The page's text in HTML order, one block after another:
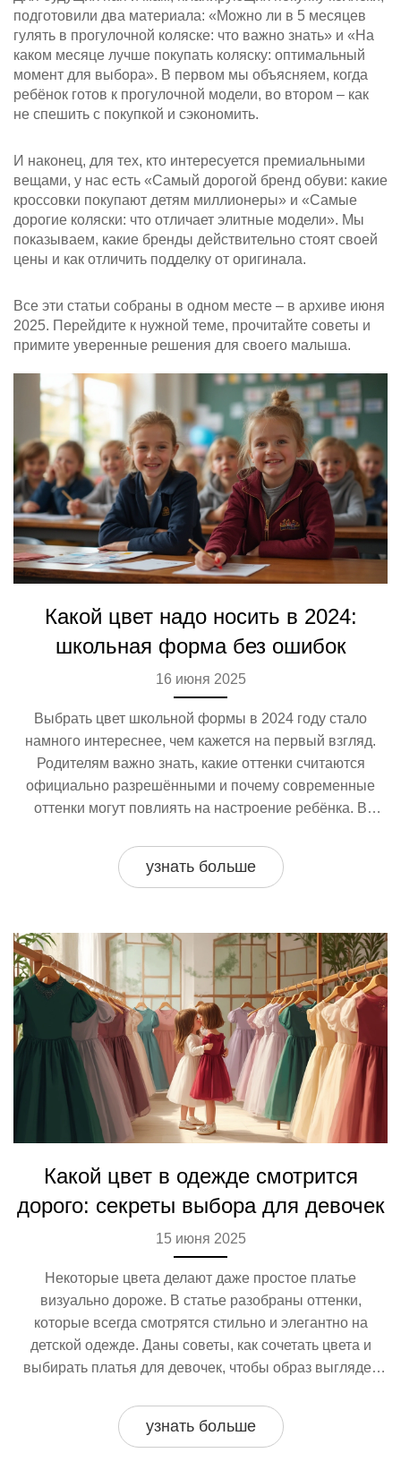
подготовили два материала: «Можно ли в 5 месяцев
гулять в прогулочной коляске: что важно знать» и «На
каком месяце лучше покупать коляску: оптимальный
момент для выбора». В первом мы объясняем, когда
ребёнок готов к прогулочной модели, во втором – как
не спешить с покупкой и сэкономить.
И наконец, для тех, кто интересуется премиальными
вещами, у нас есть «Самый дорогой бренд обуви: какие
кроссовки покупают детям миллионеры» и «Самые
дорогие коляски: что отличает элитные модели». Мы
показываем, какие бренды действительно стоят своей
цены и как отличить подделку от оригинала.
Все эти статьи собраны в одном месте – в архиве июня
2025. Перейдите к нужной теме, прочитайте советы и
примите уверенные решения для своего малыша.
Какой цвет надо носить в 2024:
школьная форма без ошибок
16 июня 2025
Выбрать цвет школьной формы в 2024 году стало
намного интереснее, чем кажется на первый взгляд.
Родителям важно знать, какие оттенки считаются
официально разрешёнными и почему современные
оттенки могут повлиять на настроение ребёнка. В
одежды, советы по их сочетанию и влияние цвета на
поведение и учебу. Также есть лайфхаки, как помочь
узнать больше
Какой цвет в одежде смотрится
дорого: секреты выбора для девочек
15 июня 2025
Некоторые цвета делают даже простое платье
визуально дороже. В статье разобраны оттенки,
которые всегда смотрятся стильно и элегантно на
детской одежде. Даны советы, как сочетать цвета и
выбирать платья для девочек, чтобы образ выглядел
восприятие. Подробно разобраны ошибки при выборе
оттенков детской одежды.
узнать больше